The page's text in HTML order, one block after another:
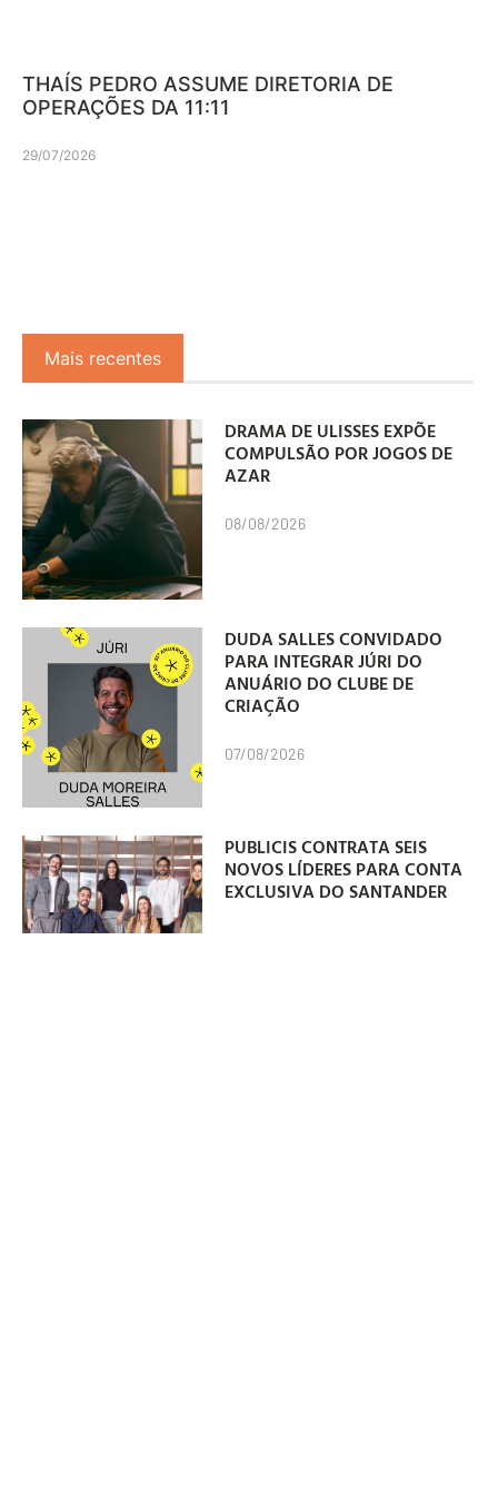
THAÍS PEDRO ASSUME DIRETORIA DE
OPERAÇÕES DA 11:11
29/07/2026
Mais recentes
DRAMA DE ULISSES EXPÕE
COMPULSÃO POR JOGOS DE
AZAR
08/08/2026
DUDA SALLES CONVIDADO
PARA INTEGRAR JÚRI DO
ANUÁRIO DO CLUBE DE
CRIAÇÃO
07/08/2026
PUBLICIS CONTRATA SEIS
NOVOS LÍDERES PARA CONTA
EXCLUSIVA DO SANTANDER